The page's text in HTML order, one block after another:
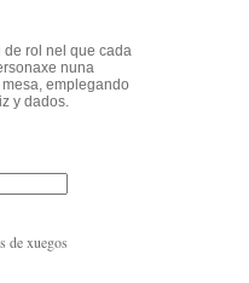
de rol nel que cada
nuna
emplegando
y dados.
de xuegos